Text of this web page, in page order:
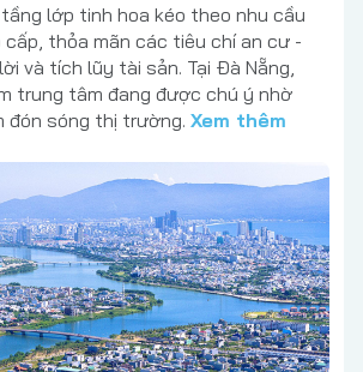
lớp tinh hoa kéo theo nhu cầu
thỏa mãn các tiêu chí an cư -
và tích lũy tài sản. Tại Đà Nẵng,
trung tâm đang được chú ý nhờ
đón sóng thị trường. Xem thêm